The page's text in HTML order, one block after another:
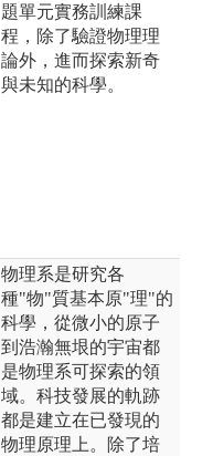
題單元實務訓練課
程，除了驗證物理理
論外，進而探索新奇
與未知的科學。
物理系是研究各
種"物"質基本原"理"的
科學，從微小的原子
到浩瀚無垠的宇宙都
是物理系可探索的領
域。科技發展的軌跡
都是建立在已發現的
物理原理上。除了培